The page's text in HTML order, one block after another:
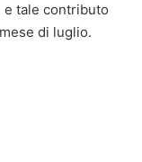
tale contributo
di luglio.